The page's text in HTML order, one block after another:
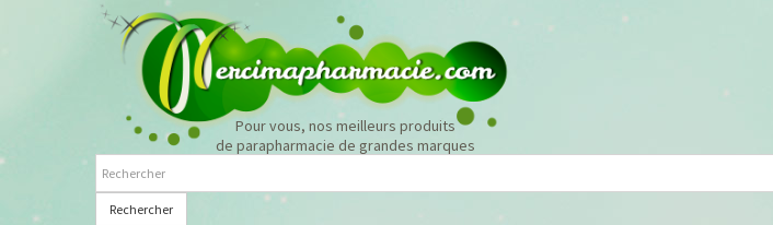
Pour vous, nos meilleurs produits
de parapharmacie de grandes marques
Rechercher